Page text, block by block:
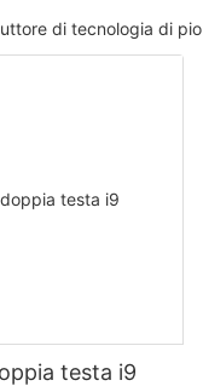
di tecnologia di
testa i9